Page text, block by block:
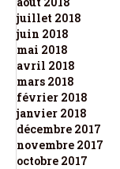
juillet 2018
juin 2018
mai 2018
avril 2018
mars 2018
février 2018
janvier 2018
décembre 2017
novembre 2017
octobre 2017